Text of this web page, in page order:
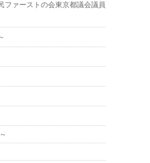
ファーストの会東京都議会議員